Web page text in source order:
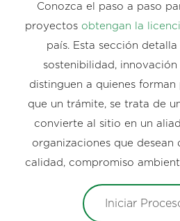
Conozca el paso a paso
proyectos obtengan la
país. Esta sección
sostenibilidad,
distinguen a quienes forman
que un trámite, se trata de
convierte al sitio en un
organizaciones que desean
calidad, compromiso
Iniciar